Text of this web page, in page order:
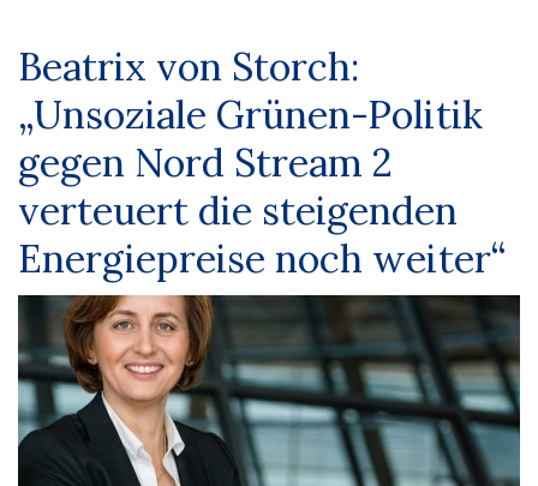
Beatrix von Storch:
„Unsoziale Grünen-Politik
gegen Nord Stream 2
verteuert die steigenden
Energiepreise noch weiter“